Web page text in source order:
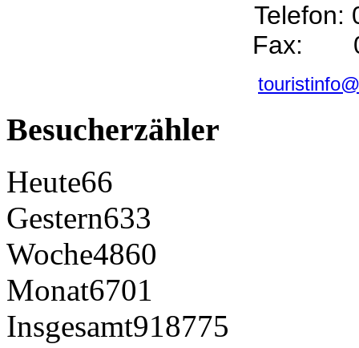
Telefon:
Fax:
Besucherzähler
Heute66
Gestern633
Woche4860
Monat6701
Insgesamt918775